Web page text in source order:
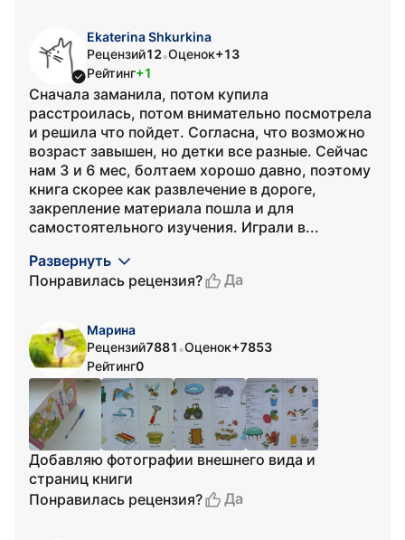
Ekaterina Shkurkina
Рецензий12•Оценок+13
Рейтинг+1
Сначала заманила, потом купила
расстроилась, потом внимательно посмотрела
и решила что пойдет. Согласна, что возможно
возраст завышен, но детки все разные. Сейчас
нам 3 и 6 мес, болтаем хорошо давно, поэтому
книга скорее как развлечение в дороге,
закрепление материала пошла и для
самостоятельного изучения. Играли в...
Развернуть
Понравилась рецензия?
Да
Марина
Рецензий7881 •Оценок+7853
Рейтинг0
Добавляю фотографии внешнего вида и
страниц книги
Понравилась рецензия?
Да